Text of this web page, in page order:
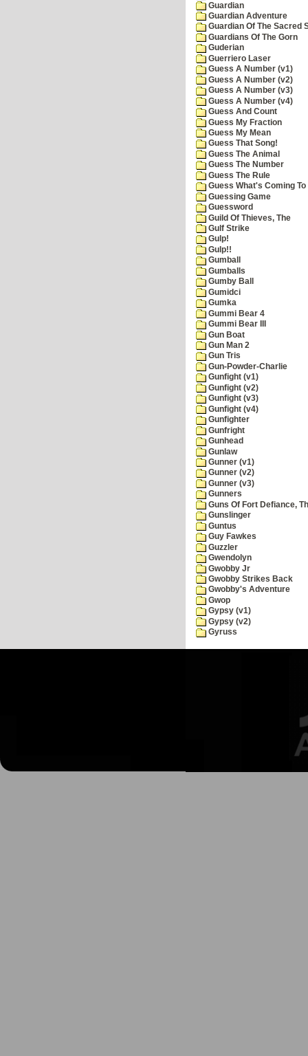
Guardian
Guardian Adventure
Guardian Of The Sacred
Guardians Of The Gorn
Guderian
Guerriero Laser
Guess A Number (v1)
Guess A Number (v2)
Guess A Number (v3)
Guess A Number (v4)
Guess And Count
Guess My Fraction
Guess My Mean
Guess That Song!
Guess The Animal
Guess The Number
Guess The Rule
Guess What's Coming To
Guessing Game
Guessword
Guild Of Thieves, The
Gulf Strike
Gulp!
Gulp!!
Gumball
Gumballs
Gumby Ball
Gumidci
Gumka
Gummi Bear 4
Gummi Bear III
Gun Boat
Gun Man 2
Gun Tris
Gun-Powder-Charlie
Gunfight (v1)
Gunfight (v2)
Gunfight (v3)
Gunfight (v4)
Gunfighter
Gunfright
Gunhead
Gunlaw
Gunner (v1)
Gunner (v2)
Gunner (v3)
Gunners
Guns Of Fort Defiance,
Gunslinger
Guntus
Guy Fawkes
Guzzler
Gwendolyn
Gwobby Jr
Gwobby Strikes Back
Gwobby's Adventure
Gwop
Gypsy (v1)
Gypsy (v2)
Gyruss